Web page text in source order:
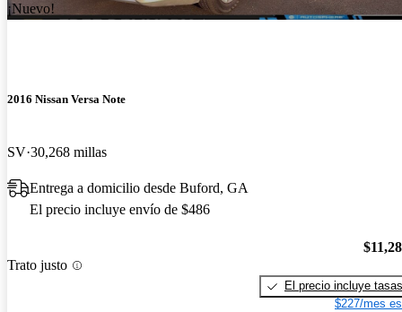
¡Nuevo!
2016 Nissan Versa Note
SV 30,268 millas
Entrega a domicilio desde Buford, GA
El precio incluye envío de $486
Trato justo
El precio incluye tasas
$227/mes